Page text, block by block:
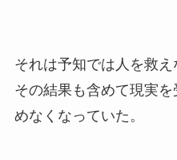
それは予知では人を救え
その結果も含めて現実
めなくなっていた。